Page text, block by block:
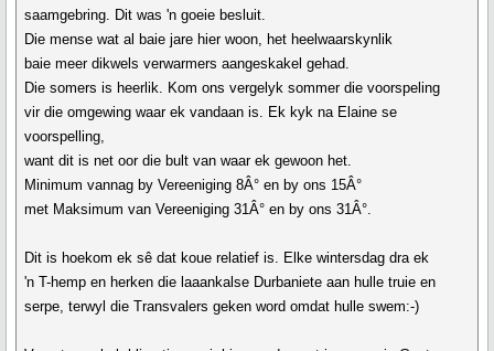
saamgebring. Dit was 'n goeie besluit.
Die mense wat al baie jare hier woon, het heelwaarskynlik
baie meer dikwels verwarmers aangeskakel gehad.
Die somers is heerlik. Kom ons vergelyk sommer die voorspeling
vir die omgewing waar ek vandaan is. Ek kyk na Elaine se
voorspelling,
want dit is net oor die bult van waar ek gewoon het.
Minimum vannag by Vereeniging 8Â° en by ons 15Â°
met Maksimum van Vereeniging 31Â° en by ons 31Â°.
Dit is hoekom ek sê dat koue relatief is. Elke wintersdag dra ek
'n T-hemp en herken die laaankalse Durbaniete aan hulle truie en
serpe, terwyl die Transvalers geken word omdat hulle swem:-)